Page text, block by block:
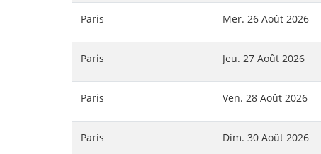
Paris Mer. 26 Août 2026
Paris Jeu. 27 Août 2026
Paris Ven. 28 Août 2026
Paris Dim. 30 Août 2026